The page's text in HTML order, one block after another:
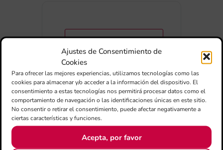
Ajustes de Consentimiento de
Cookies
Para ofrecer las mejores experiencias, utilizamos tecnologías como las
cookies para almacenar y/o acceder a la información del dispositivo. El
consentimiento a estas tecnologías nos permitirá procesar datos como el
comportamiento de navegación o las identificaciones únicas en este sitio.
No consentir o retirar el consentimiento, puede afectar negativamente a
ciertas características y funciones.
Acepta, por favor
+ Afegir a Google Calendar
Exportar + iCal / Outlook